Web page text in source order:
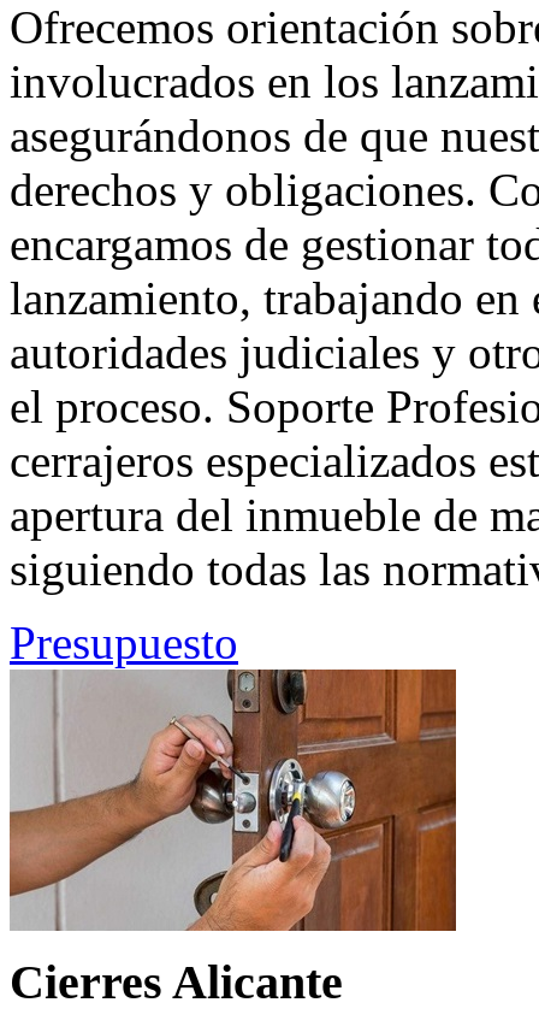
Ofrecemos orientación
involucrados en los
asegurándonos de que
derechos y obligaciones.
encargamos de gestionar
lanzamiento, trabajando en
autoridades judiciales y
el proceso. Soporte
cerrajeros especializados
apertura del inmueble de
siguiendo todas las
Presupuesto
Cierres Alicante